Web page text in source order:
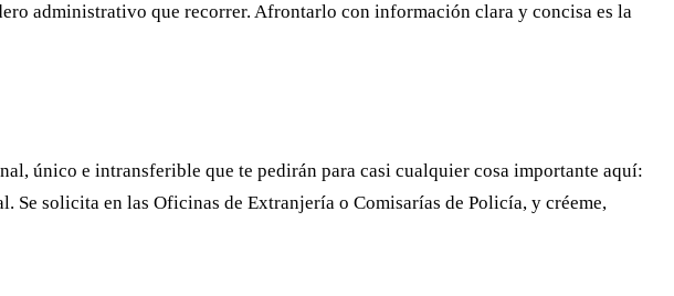
administrativo que recorrer. Afrontarlo con información clara y concisa es la
único e intransferible que te pedirán para casi cualquier cosa importante aquí:
Se solicita en las Oficinas de Extranjería o Comisarías de Policía, y créeme,